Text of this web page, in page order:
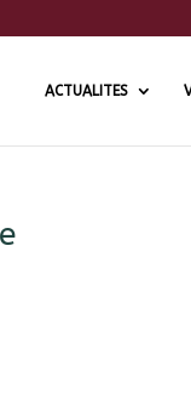
ACTUALITES